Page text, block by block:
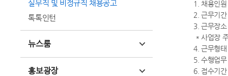
실무직 및 비정규직 채용공고
톡톡인턴
뉴스룸
홍보광장
1. 채용인
2. 근무기
3. 근무장
* 사업장
4. 근무형
5. 수행업
6. 접수기